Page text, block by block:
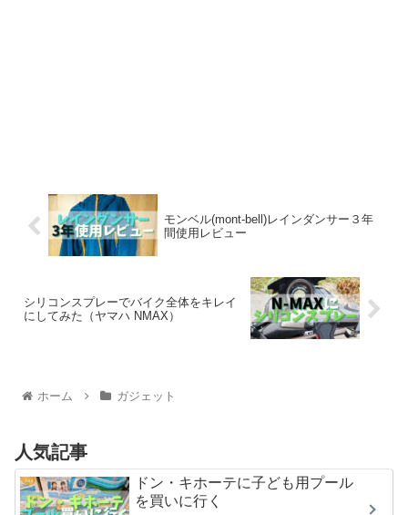
モンベル(mont-bell)レインダンサー３年
間使用レビュー
シリコンスプレーでバイク全体をキレイ
にしてみた（ヤマハ NMAX）
ホーム ガジェット
人気記事
ドン・キホーテに子ども用プール
を買いに行く